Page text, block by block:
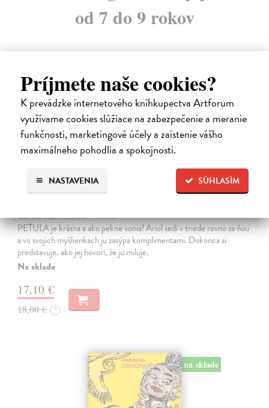
Príjmete naše cookies?
K prevádzke internetového kníhkupectva Artforum
využívame cookies slúžiace na zabezpečenie a meranie
funkčnosti, marketingové účely a zaistenie vášho
maximálneho pohodlia a spokojnosti.
SÚHLASÍM
NASTAVENIA
od 7 do 9 rokov
na sklade
novinka
Guibert Emmanuel| Kniha
PEŤULA je krásna a ako pekne vonia! Ariol sedí v triede rovno za ňou
a vo svojich myšlienkach ju zasýpa komplimentami. Dokonca si
predstavuje, ako jej hovorí, že ju miluje.
Na sklade
17,10 €
18,00 € ?
na sklade